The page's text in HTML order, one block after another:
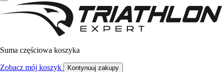
Suma częściowa koszyka
Zobacz mój koszyk Kontynuuj zakupy